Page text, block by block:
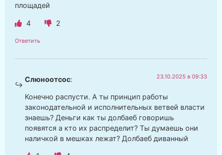
площадей
4 2
Ответить
Слюноотсос: 23.10.2025 в 09:33
Конечно распусти. А ты принцип работы
законодательной и исполнительных ветвей власти
знаешь? Деньги как ты долбаеб говоришь
появятся а кто их распределит? Ты думаешь они
наличкой в мешках лежат? Долбаеб диванный